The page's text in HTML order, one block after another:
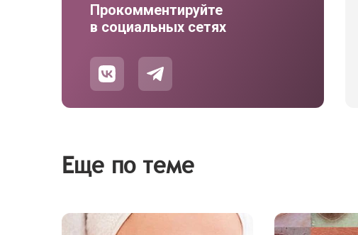
Прокомментируйте
в социальных сетях
Еще по теме